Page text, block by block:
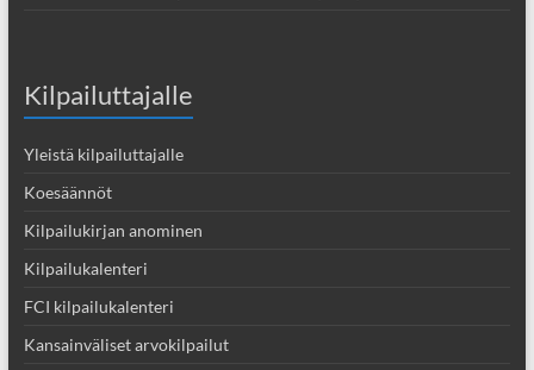
Kilpailuttajalle
Yleistä kilpailuttajalle
Koesäännöt
Kilpailukirjan anominen
Kilpailukalenteri
FCI kilpailukalenteri
Kansainväliset arvokilpailut